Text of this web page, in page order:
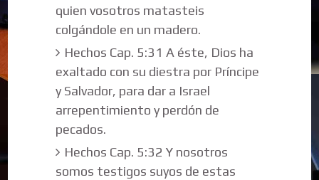
quien vosotros matasteis
colgándole en un madero.
Hechos Cap. 5:31 A éste, Dios ha
exaltado con su diestra por Príncipe
y Salvador, para dar a Israel
arrepentimiento y perdón de
pecados.
Hechos Cap. 5:32 Y nosotros
somos testigos suyos de estas